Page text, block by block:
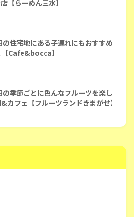
【らーめん三水】
の住宅地にある子連れにもおすすめ
【Cafe&bocca】
の季節ごとに色んなフルーツを楽し
カフェ【フルーツランドきまがせ】